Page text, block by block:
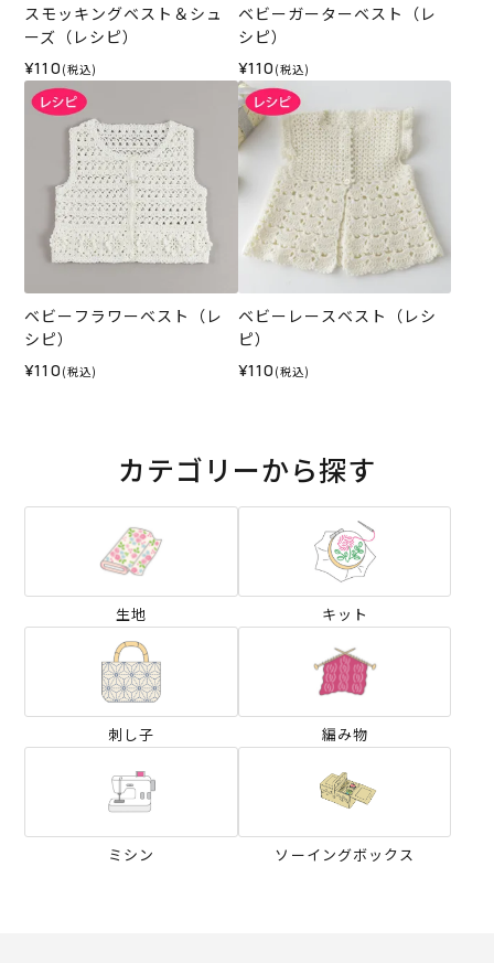
スモッキングベスト＆シュ
ーズ（レシピ）
¥110 (税込)
ベビーガーターベスト（レ
シピ）
¥110 (税込)
ベビーフラワーベスト（レ
シピ）
¥110 (税込)
ベビーレースベスト（レシ
ピ）
¥110 (税込)
カテゴリーから探す
生地 キット
刺し子 編み物
ミシン ソーイングボックス